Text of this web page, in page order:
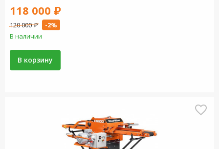
118 000 ₽
120 000 ₽
-2%
В наличии
В корзину